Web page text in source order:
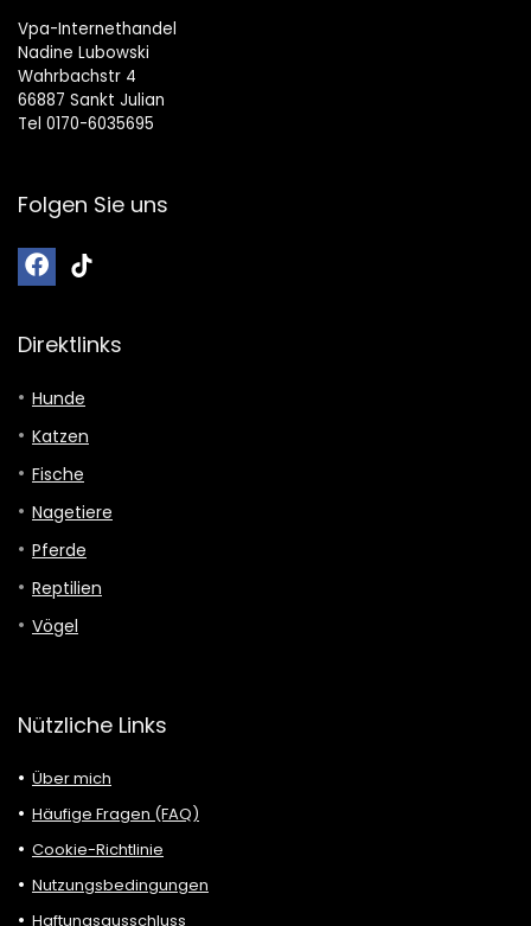
Vpa-Internethandel
Nadine Lubowski
Wahrbachstr 4
66887 Sankt Julian
Tel 0170-6035695
Folgen Sie uns
Direktlinks
Hunde
Katzen
Fische
Nagetiere
Pferde
Reptilien
Vögel
Nützliche Links
Über mich
Häufige Fragen (FAQ)
Cookie-Richtlinie
Nutzungsbedingungen
Haftungsausschluss